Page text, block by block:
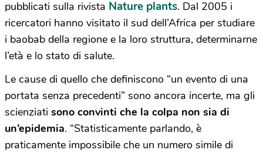
pubblicati sulla rivista Nature plants. Dal 2005 i
ricercatori hanno visitato il sud dell’Africa per studiare
i baobab della regione e la loro struttura, determinarne
l’età e lo stato di salute.
Le cause di quello che definiscono “un evento di una
portata senza precedenti” sono ancora incerte, ma gli
scienziati sono convinti che la colpa non sia di
un’epidemia. “Statisticamente parlando, è
praticamente impossibile che un numero simile di